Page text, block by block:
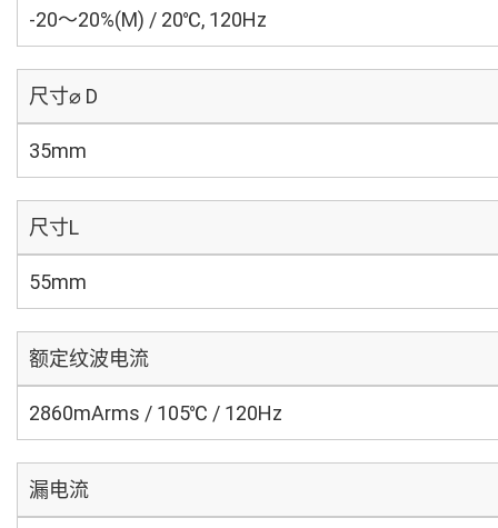
-20～20%(M) / 20℃, 120Hz
尺寸⌀ D
35mm
尺寸L
55mm
额定纹波电流
2860mArms / 105℃ / 120Hz
漏电流